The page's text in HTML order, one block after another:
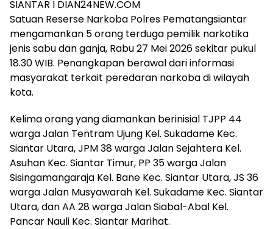
SIANTAR I DIAN24NEW.COM
Satuan Reserse Narkoba Polres Pematangsiantar
mengamankan 5 orang terduga pemilik narkotika
jenis sabu dan ganja, Rabu 27 Mei 2026 sekitar pukul
18.30 WIB. Penangkapan berawal dari informasi
masyarakat terkait peredaran narkoba di wilayah
kota.
Kelima orang yang diamankan berinisial TJPP 44
warga Jalan Tentram Ujung Kel. Sukadame Kec.
Siantar Utara, JPM 38 warga Jalan Sejahtera Kel.
Asuhan Kec. Siantar Timur, PP 35 warga Jalan
Sisingamangaraja Kel. Bane Kec. Siantar Utara, JS 36
warga Jalan Musyawarah Kel. Sukadame Kec. Siantar
Utara, dan AA 28 warga Jalan Siabal-Abal Kel.
Pancar Nauli Kec. Siantar Marihat.